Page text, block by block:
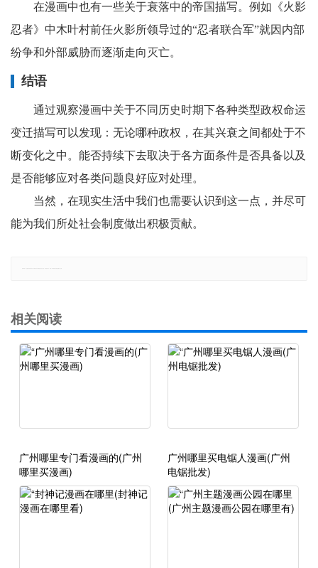
在漫画中也有一些关于衰落中的帝国描写。例如《火影
忍者》中木叶村前任火影所领导过的“忍者联合军”就因内部
纷争和外部威胁而逐渐走向灭亡。
结语
通过观察漫画中关于不同历史时期下各种类型政权命运
变迁描写可以发现：无论哪种政权，在其兴衰之间都处于不
断变化之中。能否持续下去取决于各方面条件是否具备以及
是否能够应对各类问题良好应对处理。
当然，在现实生活中我们也需要认识到这一点，并尽可
能为我们所处社会制度做出积极贡献。
相关阅读
广州哪里专门看漫画的(广州
哪里买漫画)
广州哪里买电锯人漫画(广州
电锯批发)